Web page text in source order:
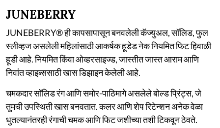
JUNEBERRY
JUNEBERRY® ही कापसापासून बनवलेली कॅज्युअल, सॉलिड, फुल
स्लीव्हज असलेली महिलांसाठी आकर्षक हूडेड नेक नियमित फिट हिवाळी
हूडी आहे. नियमित किंवा ओव्हरसाइज्ड, जास्तीत जास्त आराम आणि
निवांत व्हाइब्ससाठी खास डिझाइन केलेली आहे.
चमकदार सॉलिड रंग आणि समोर-पाठिमागे असलेले बोल्ड प्रिंट्स, जे
तुमची उपस्थिती खास बनवतात. कलर आणि शेप रिटेन्शन अनेक वेळा
धुतल्यानंतरही रंगाची चमक आणि फिट जशीच्या तशी टिकवून ठेवते.